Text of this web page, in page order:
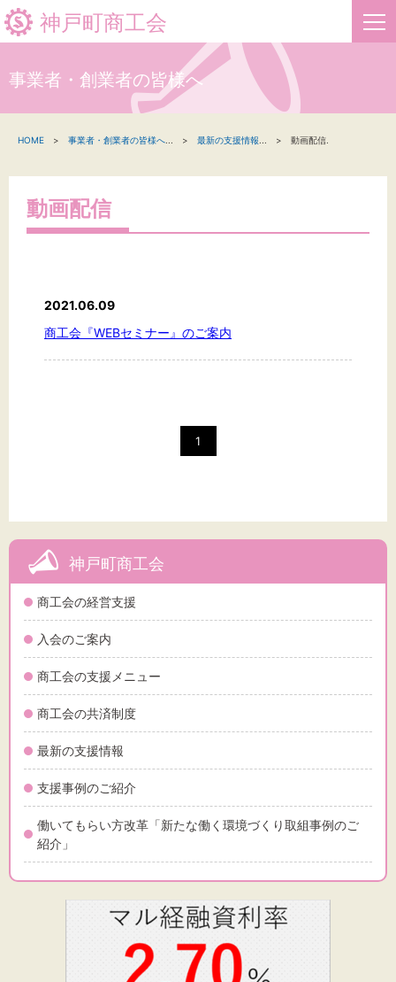
神戸町商工会
新着情報
関係機関の方へ
文字サイズ
背景色
事業者・創業者の皆様へ
神戸町商工会
商工会の経営支援
入会のご案内
商工会の支援メニュー
商工会の共済制度
最新の支援情報
支援事例のご紹介
働いてもらい方改革「新たな働く環境づくり取組事例のご
紹介」
HOME 事業者・創業者の皆様へ 最新の支援情報 動画配信.
動画配信
2021.06.09
商工会『WEBセミナー』のご案内
1